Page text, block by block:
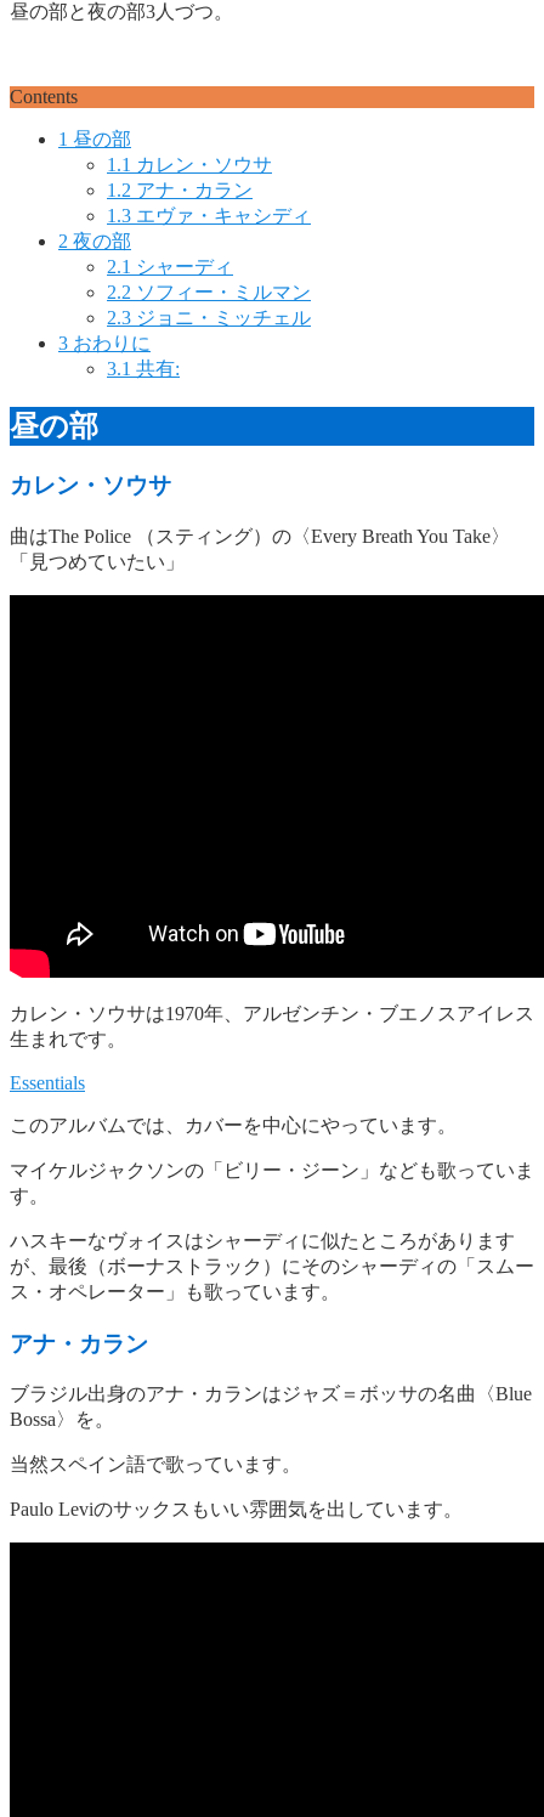
昼の部と夜の部3人づつ。
Contents
1 昼の部
1.1 カレン・ソウサ
1.2 アナ・カラン
1.3 エヴァ・キャシディ
2 夜の部
2.1 シャーディ
2.2 ソフィー・ミルマン
2.3 ジョニ・ミッチェル
3 おわりに
3.1 共有:
昼の部
カレン・ソウサ
曲はThe Police （スティング）の〈Every Breath You Take〉
「見つめていたい」
カレン・ソウサは1970年、アルゼンチン・ブエノスアイレス
生まれです。
Essentials
このアルバムでは、カバーを中心にやっています。
マイケルジャクソンの「ビリー・ジーン」なども歌っていま
す。
ハスキーなヴォイスはシャーディに似たところがあります
が、最後（ボーナストラック）にそのシャーディの「スムー
ス・オペレーター」も歌っています。
アナ・カラン
ブラジル出身のアナ・カランはジャズ＝ボッサの名曲〈Blue
Bossa〉を。
当然スペイン語で歌っています。
Paulo Leviのサックスもいい雰囲気を出しています。